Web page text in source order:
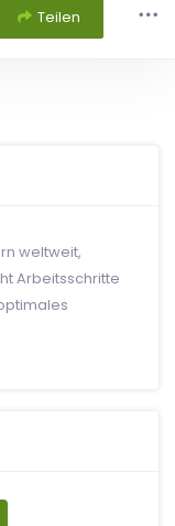
Teilen
weltweit,
Arbeitsschritte